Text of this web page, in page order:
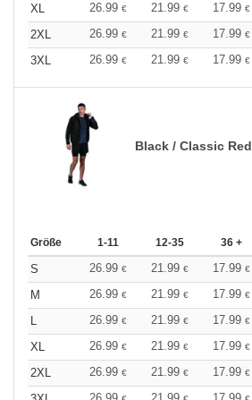
XL
26.99 € 21.99 € 17.99 €
2XL
26.99 € 21.99 € 17.99 €
3XL
26.99 € 21.99 € 17.99 €
Black / Classic Red
Größe 1-11 12-35 36 +
S 26.99 € 21.99 € 17.99 €
M
26.99 € 21.99 € 17.99 €
L
26.99 € 21.99 € 17.99 €
XL
26.99 € 21.99 € 17.99 €
2XL
26.99 € 21.99 € 17.99 €